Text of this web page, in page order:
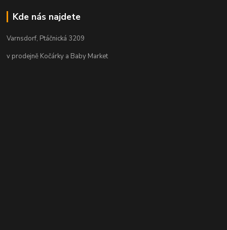
Kde nás najdete
Varnsdorf, Ptáčnická 3209
v prodejně Kočárky a Baby Market